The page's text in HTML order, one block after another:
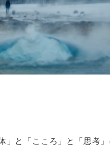
と「こころ」と「思考」